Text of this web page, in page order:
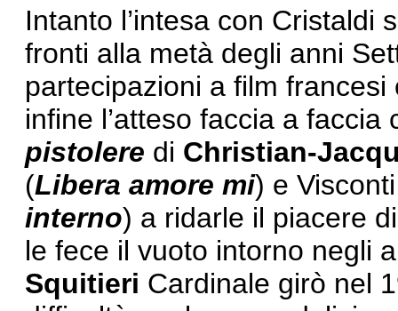
Intanto l’intesa con Cristaldi
fronti alla metà degli anni
partecipazioni a film
infine l’atteso faccia a
pistolere di Christian-
(Libera amore mi) e
interno) a ridarle il piacere
le fece il vuoto intorno negli
Squitieri Cardinale girò nel